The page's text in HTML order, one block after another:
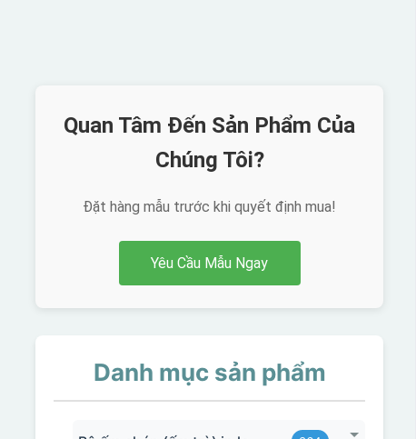
Quan Tâm Đến Sản Phẩm Của
Chúng Tôi?
Đặt hàng mẫu trước khi quyết định mua!
Yêu Cầu Mẫu Ngay
Danh mục sản phẩm